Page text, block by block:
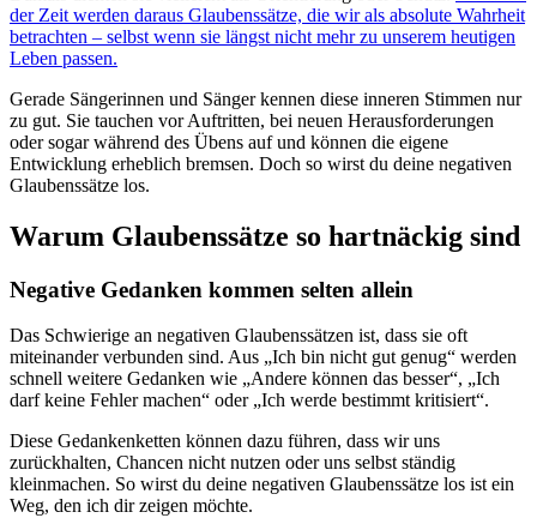
der Zeit werden daraus Glaubenssätze, die wir als absolute Wahrheit
betrachten – selbst wenn sie längst nicht mehr zu unserem heutigen
Leben passen.
Gerade Sängerinnen und Sänger kennen diese inneren Stimmen nur
zu gut. Sie tauchen vor Auftritten, bei neuen Herausforderungen
oder sogar während des Übens auf und können die eigene
Entwicklung erheblich bremsen. Doch so wirst du deine negativen
Glaubenssätze los.
Warum Glaubenssätze so hartnäckig sind
Negative Gedanken kommen selten allein
Das Schwierige an negativen Glaubenssätzen ist, dass sie oft
miteinander verbunden sind. Aus „Ich bin nicht gut genug“ werden
schnell weitere Gedanken wie „Andere können das besser“, „Ich
darf keine Fehler machen“ oder „Ich werde bestimmt kritisiert“.
Diese Gedankenketten können dazu führen, dass wir uns
zurückhalten, Chancen nicht nutzen oder uns selbst ständig
kleinmachen. So wirst du deine negativen Glaubenssätze los ist ein
Weg, den ich dir zeigen möchte.